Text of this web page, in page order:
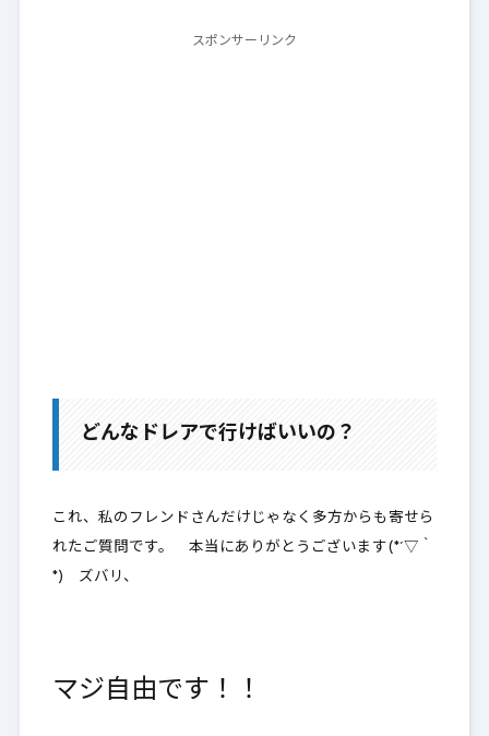
スポンサーリンク
どんなドレアで行けばいいの？
これ、私のフレンドさんだけじゃなく多方からも寄せら
れたご質問です。 本当にありがとうございます(*´▽｀
*) ズバリ、
マジ自由です！！